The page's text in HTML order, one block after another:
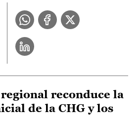
reconduce la
de la CHG y los